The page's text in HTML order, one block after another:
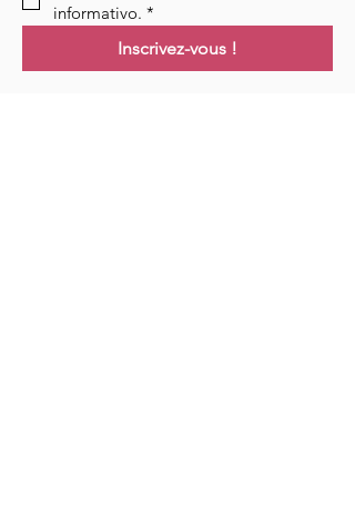
informativo. *
Inscrivez-vous !